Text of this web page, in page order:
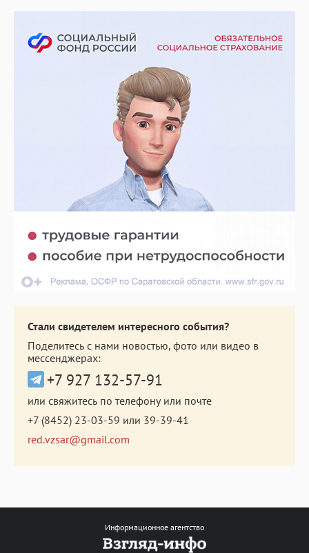
Стали свидетелем интересного события?
Поделитесь с нами новостью, фото или видео в
мессенджерах:
+7 927 132-57-91
или свяжитесь по телефону или почте
+7 (8452) 23-03-59 или 39-39-41
red.vzsar@gmail.com
Информационное агентство